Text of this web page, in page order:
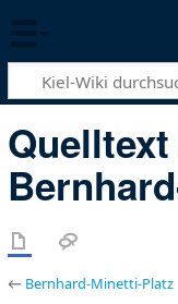
← Bernhard-Minetti-Platz